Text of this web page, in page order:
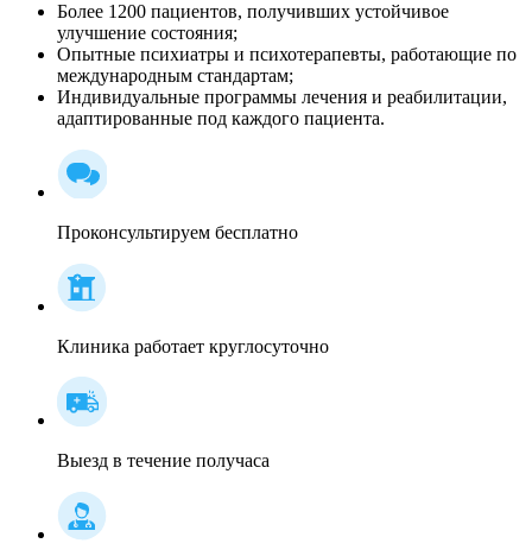
Более 1200 пациентов, получивших устойчивое
улучшение состояния;
Опытные психиатры и психотерапевты, работающие по
международным стандартам;
Индивидуальные программы лечения и реабилитации,
адаптированные под каждого пациента.
Проконсультируем бесплатно
Клиника работает круглосуточно
Выезд в течение получаса